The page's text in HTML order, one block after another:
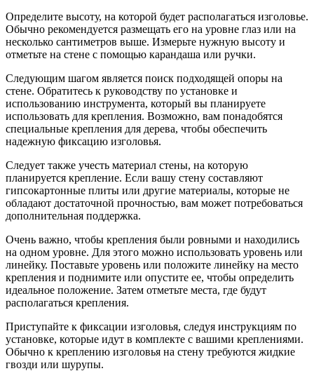
Определите высоту, на которой будет располагаться изголовье.
Обычно рекомендуется размещать его на уровне глаз или на
несколько сантиметров выше. Измерьте нужную высоту и
отметьте на стене с помощью карандаша или ручки.
Следующим шагом является поиск подходящей опоры на
стене. Обратитесь к руководству по установке и
использованию инструмента, который вы планируете
использовать для крепления. Возможно, вам понадобятся
специальные крепления для дерева, чтобы обеспечить
надежную фиксацию изголовья.
Следует также учесть материал стены, на которую
планируется крепление. Если вашу стену составляют
гипсокартонные плиты или другие материалы, которые не
обладают достаточной прочностью, вам может потребоваться
дополнительная поддержка.
Очень важно, чтобы крепления были ровными и находились
на одном уровне. Для этого можно использовать уровень или
линейку. Поставьте уровень или положите линейку на место
крепления и поднимите или опустите ее, чтобы определить
идеальное положение. Затем отметьте места, где будут
располагаться крепления.
Приступайте к фиксации изголовья, следуя инструкциям по
установке, которые идут в комплекте с вашими креплениями.
Обычно к креплению изголовья на стену требуются жидкие
гвозди или шурупы.